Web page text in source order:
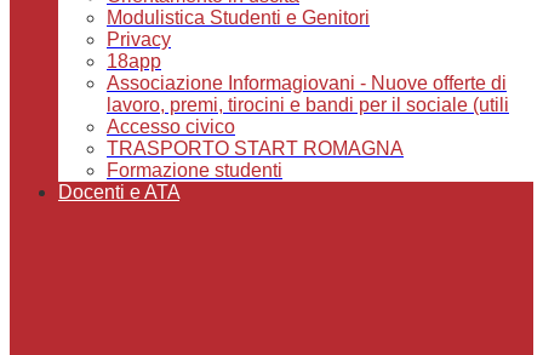
Modulistica Studenti e Genitori
Privacy
18app
Associazione Informagiovani - Nuove offerte di
lavoro, premi, tirocini e bandi per il sociale (utili
Accesso civico
TRASPORTO START ROMAGNA
Formazione studenti
Docenti e ATA